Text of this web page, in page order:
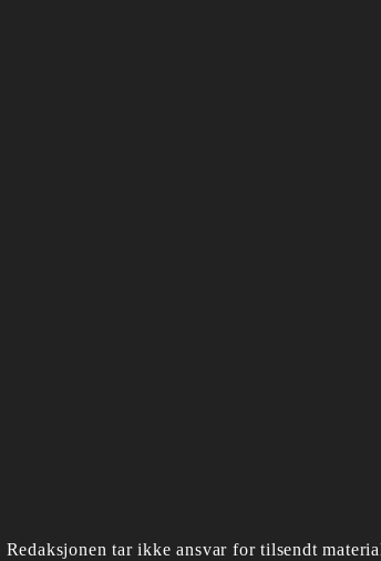
Redaksjonen tar ikke ansvar for tilsendt